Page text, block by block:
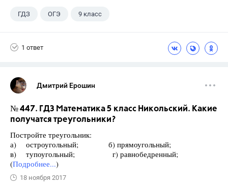
ГДЗ ОГЭ 9 класс
1 ответ
Дмитрий Ерошин
№ 447. ГДЗ Математика 5 класс Никольский. Какие
получатся треугольники?
Постройте треугольник:
а) остроугольный; б) прямоугольный;
в) тупоугольный; г) равнобедренный;
(Подробнее...)
18 ноября 2017